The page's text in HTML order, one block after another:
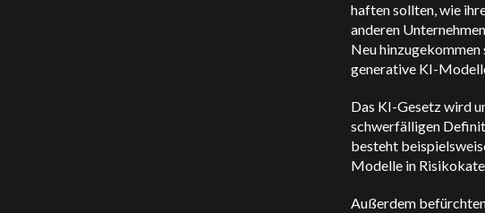
haften sollten, wie
anderen
Neu hinzugekommen
generative KI-
Das KI-Gesetz wird
schwerfälligen
besteht
Modelle in
Außerdem